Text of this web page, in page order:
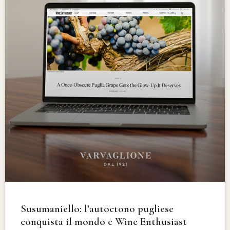
Susumaniello: l’autoctono pugliese
conquista il mondo e Wine Enthusiast